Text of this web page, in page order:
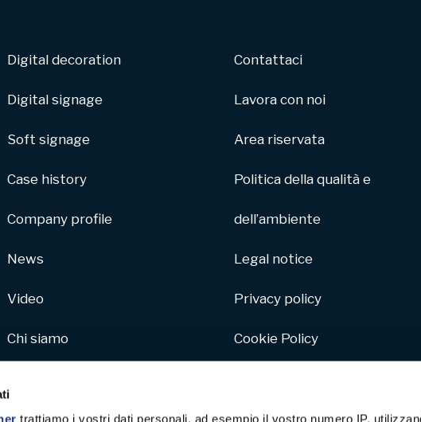
trattiamo i vostri dati personali, ad esempio il vostro numero IP,
Digital decoration
Digital signage
Soft signage
Case history
Company profile
News
Video
Chi siamo
Hive
Contattaci
Lavora con noi
Area riservata
Politica della qualità e
dell’ambiente
Legal notice
Privacy policy
Cookie Policy